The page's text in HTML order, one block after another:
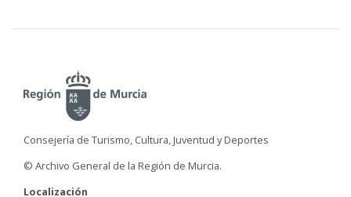
Consejería de Turismo, Cultura, Juventud y Deportes
© Archivo General de la Región de Murcia.
Localización